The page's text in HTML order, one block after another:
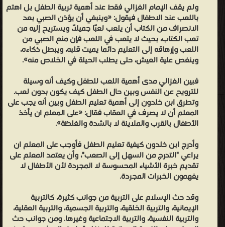
ولم يقف الإمام الغزالي فقط عند أهمية تربية الطفل بل اهتم
باللعب عند الاطفال فيقول: «وينبغي أن يؤذن الصبي بعد
الانصراف من الكتاب أن يلعب لعبًا جميلًا، ويستريح إليه من
تعب الكتاب، بحيث لا يتعب في اللعب فإن منع الصبي من
اللعب وإرهاقه إلى التعليم دائما يميت قلبه، ويبطل ذكاءه،
وينغص علية العيش، حتى يطلب الحيلة في الخلاص منه».
فبين الغزالي مدى أهمية اللعب للطفل وكيف أنه وسيلة
للترويح عن النفس وبين حال الطفل كيف يكون بدون لعب.
وتطرق ابن خلدون إلى أهمية تعليم الطفل وبين أنه يجب على
المعلم أن لا يصرف في العقاب فقال: «على المعلم ان يأخذ
الأطفال بالقرب والملاينة لا بالشدة والغلظة».
وأدرج ابن خلدون كيفية تعليم الطفل فأوجب على المعلم ان
يراعي "التدرج من السهل إلى الصعب"، وأن يعتمد المعلم على
تقديم خبرة الأشياء المحسوسة لا المجردة لأن الأطفال لا
يفهمون الخبرات المجردة.
وقد حث الإسلام على التربية من جوانب كثيرة، كالتربية
الإيمانية، والتربية الخلقية، والتربية الجسمية، والتربية العقلية،
والتربية النفسية، والتربية الاجتماعية وغيرها. ومن جوانب حث